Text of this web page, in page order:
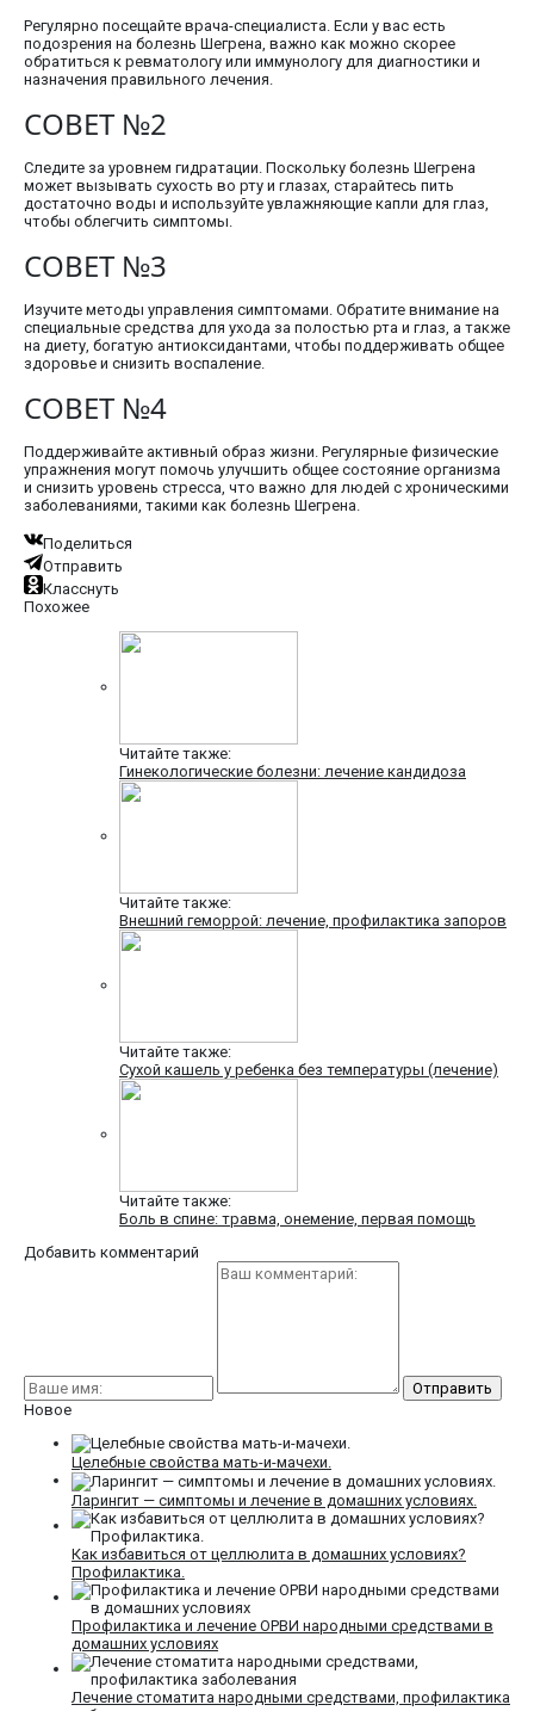
Регулярно посещайте врача-специалиста. Если у вас есть
подозрения на болезнь Шегрена, важно как можно скорее
обратиться к ревматологу или иммунологу для диагностики и
назначения правильного лечения.
СОВЕТ №2
Следите за уровнем гидратации. Поскольку болезнь Шегрена
может вызывать сухость во рту и глазах, старайтесь пить
достаточно воды и используйте увлажняющие капли для глаз,
чтобы облегчить симптомы.
СОВЕТ №3
Изучите методы управления симптомами. Обратите внимание на
специальные средства для ухода за полостью рта и глаз, а также
на диету, богатую антиоксидантами, чтобы поддерживать общее
здоровье и снизить воспаление.
СОВЕТ №4
Поддерживайте активный образ жизни. Регулярные физические
упражнения могут помочь улучшить общее состояние организма
и снизить уровень стресса, что важно для людей с хроническими
заболеваниями, такими как болезнь Шегрена.
Поделиться
Отправить
Класснуть
Похожее
Читайте также:
Гинекологические болезни: лечение кандидоза
Читайте также:
Внешний геморрой: лечение, профилактика запоров
Читайте также:
Сухой кашель у ребенка без температуры (лечение)
Читайте также:
Боль в спине: травма, онемение, первая помощь
Добавить комментарий
Новое
Целебные свойства мать-и-мачехи.
Ларингит — симптомы и лечение в домашних условиях.
Как избавиться от целлюлита в домашних условиях?
Профилактика.
Профилактика и лечение ОРВИ народными средствами в
домашних условиях
Лечение стоматита народными средствами, профилактика